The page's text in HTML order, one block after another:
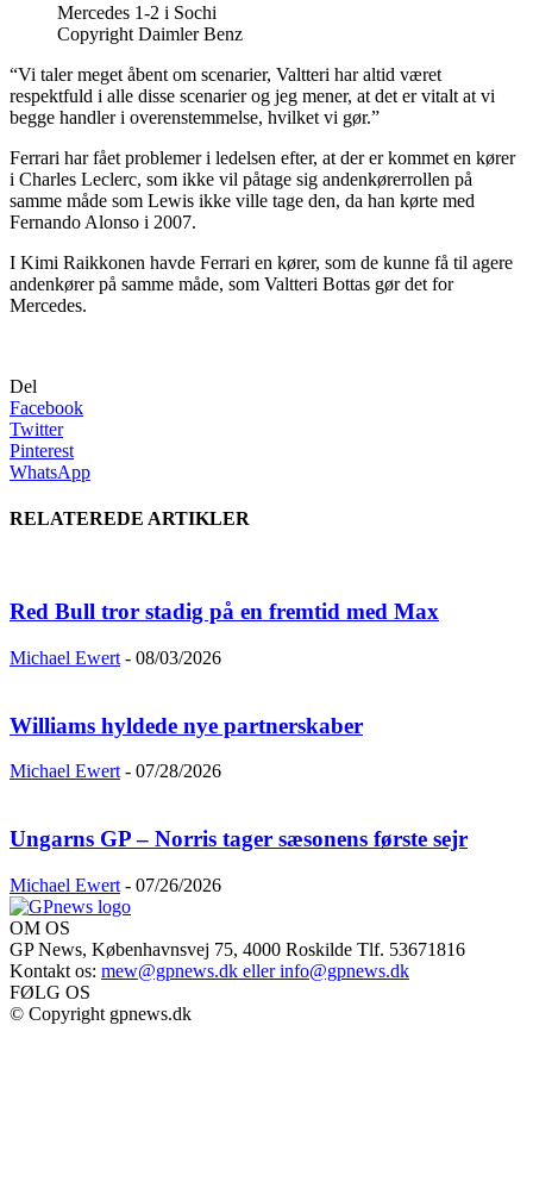
Mercedes 1-2 i Sochi
Copyright Daimler Benz
“Vi taler meget åbent om scenarier, Valtteri har altid været
respektfuld i alle disse scenarier og jeg mener, at det er vitalt at vi
begge handler i overenstemmelse, hvilket vi gør.”
Ferrari har fået problemer i ledelsen efter, at der er kommet en kører
i Charles Leclerc, som ikke vil påtage sig andenkørerrollen på
samme måde som Lewis ikke ville tage den, da han kørte med
Fernando Alonso i 2007.
I Kimi Raikkonen havde Ferrari en kører, som de kunne få til agere
andenkører på samme måde, som Valtteri Bottas gør det for
Mercedes.
Del
Facebook
Twitter
Pinterest
WhatsApp
RELATEREDE ARTIKLER
Red Bull tror stadig på en fremtid med Max
Michael Ewert - 08/03/2026
Williams hyldede nye partnerskaber
Michael Ewert - 07/28/2026
Ungarns GP – Norris tager sæsonens første sejr
Michael Ewert - 07/26/2026
OM OS
GP News, Københavnsvej 75, 4000 Roskilde Tlf. 53671816
Kontakt os: mew@gpnews.dk eller info@gpnews.dk
FØLG OS
© Copyright gpnews.dk